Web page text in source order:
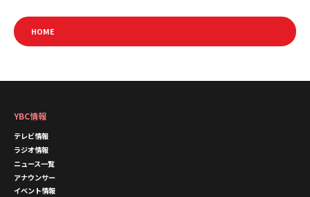
HOME
YBC情報
テレビ情報
ラジオ情報
ニュース一覧
アナウンサー
イベント情報